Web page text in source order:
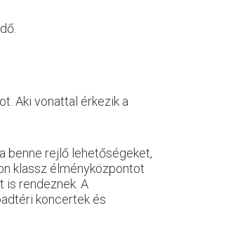
Aki vonattal érkezik a
benne rejlő lehetőségeket,
klassz élményközpontot
is rendeznek. A
koncertek és